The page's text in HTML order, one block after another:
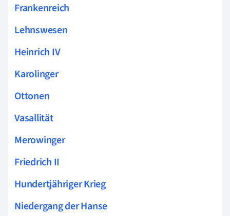
Frankenreich
Lehnswesen
Heinrich IV
Karolinger
Ottonen
Vasallität
Merowinger
Friedrich II
Hundertjähriger Krieg
Niedergang der Hanse